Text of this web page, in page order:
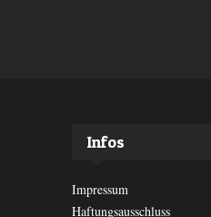
Infos
Impressum
Haftungsausschluss